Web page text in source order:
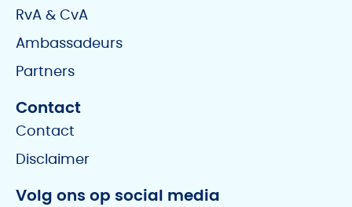
RvA & CvA
Ambassadeurs
Partners
Contact
Contact
Disclaimer
Volg ons op social media